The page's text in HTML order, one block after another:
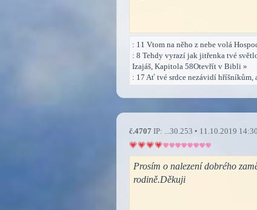
: 11 Vtom na něho z nebe volá
: 8 Tehdy vyrazí jak jitřenka tvé
Izajáš, Kapitola 58Otevřít v Bibli »
: 17 Ať tvé srdce nezávidí
č.4707 IP: ...30.253 • 11.10.2019 14:30
Prosím o nalezení dobrého
rodině.Děkuji